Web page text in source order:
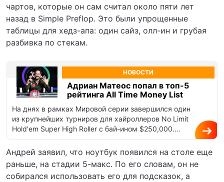
чартов, которые он сам считал около пяти лет
назад в Simple Preflop. Это были упрощенные
таблицы для хедз-апа: один сайз, олл-ин и грубая
разбивка по стекам.
НОВОСТИ
Адриан Матеос попал в топ-5
рейтинга All Time Money List
На днях в рамках Мировой серии завершился один
из крупнейших турниров для хайроллеров No Limit
Hold'em Super High Roller с бай-ином $250,000.
Андрей заявил, что ноутбук появился на столе еще
раньше, на стадии 5-макс. По его словам, он не
собирался использовать его для подсказок, а